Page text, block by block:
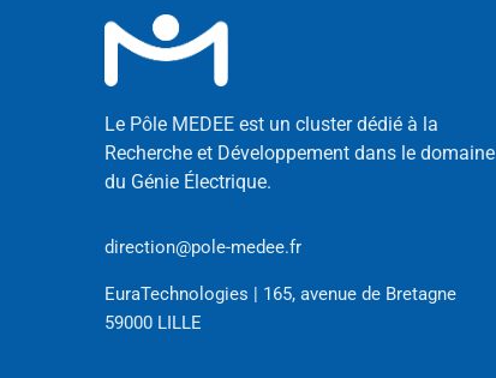
Le Pôle MEDEE est un cluster dédié à la
Recherche et Développement dans le domaine
du Génie Électrique.
direction@pole-medee.fr
EuraTechnologies | 165, avenue de Bretagne
59000 LILLE